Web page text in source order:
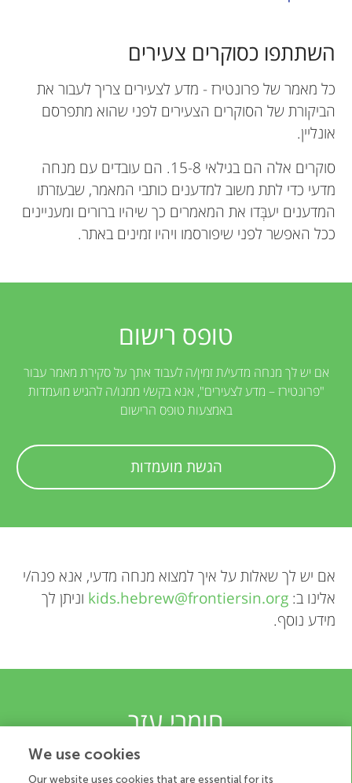
o
u
n
g
M
השתתפו כסוקרים צעירים
כל מאמר של פרונטירז - מדע לצעירים צריך לעבור את
הביקורת של הסוקרים הצעירים לפני שהוא מתפרסם
אונליין.
סוקרים אלה הם בגילאי 15-8. הם עובדים עם מנחה
מדעי כדי לתת משוב למדענים כותבי המאמר, שבעזרתו
המדענים יעבְּדו את המאמרים כך שיהיו ברורים ומעניינים
ככל האפשר לפני שיפורסמו ויהיו זמינים באתר.
טופס רישום
אם יש לך מנחה מדעי/ת זמין/ה לעבוד אתך על סקירת מאמר עבור
"פרונטירז – מדע לצעירים", אנא בקש/י ממנו/ה להגיש מועמדות
באמצעות טופס הרישום
הגשת מועמדות
אם יש לך שאלות על איך למצוא מנחה מדעי, אנא פנה/י
אלינו ב: kids.hebrew@frontiersin.org וניתן לך
מידע נוסף.
חומרי עזר
רוצים ללמוד על ביקורת עמיתים? קראו את המידע בהמשך! האם
את/ה או הכיתה שלך רוצים להיות סוקרים צעירים? הורידו את
We use cookies
Our website uses cookies that are essential for its